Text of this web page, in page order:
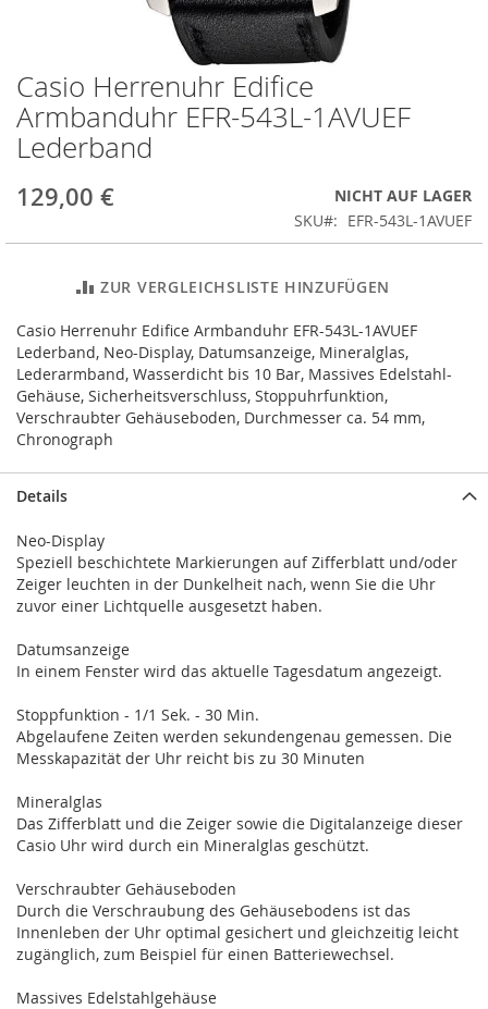
Zum
Anfang
der
Bildergalerie
Casio Herrenuhr Edifice
Armbanduhr EFR-543L-1AVUEF
Lederband
129,00 €
NICHT AUF LAGER
SKU
EFR-543L-1AVUEF
ZUR VERGLEICHSLISTE HINZUFÜGEN
Casio Herrenuhr Edifice Armbanduhr EFR-543L-1AVUEF
Lederband, Neo-Display, Datumsanzeige, Mineralglas,
Lederarmband, Wasserdicht bis 10 Bar, Massives Edelstahl-
Gehäuse, Sicherheitsverschluss, Stoppuhrfunktion,
Verschraubter Gehäuseboden, Durchmesser ca. 54 mm,
Chronograph
Details
Neo-Display
Speziell beschichtete Markierungen auf Zifferblatt und/oder
Zeiger leuchten in der Dunkelheit nach, wenn Sie die Uhr
zuvor einer Lichtquelle ausgesetzt haben.
Datumsanzeige
In einem Fenster wird das aktuelle Tagesdatum angezeigt.
Stoppfunktion - 1/1 Sek. - 30 Min.
Abgelaufene Zeiten werden sekundengenau gemessen. Die
Messkapazität der Uhr reicht bis zu 30 Minuten
Mineralglas
Das Zifferblatt und die Zeiger sowie die Digitalanzeige dieser
Casio Uhr wird durch ein Mineralglas geschützt.
Verschraubter Gehäuseboden
Durch die Verschraubung des Gehäusebodens ist das
Innenleben der Uhr optimal gesichert und gleichzeitig leicht
zugänglich, zum Beispiel für einen Batteriewechsel.
Massives Edelstahlgehäuse